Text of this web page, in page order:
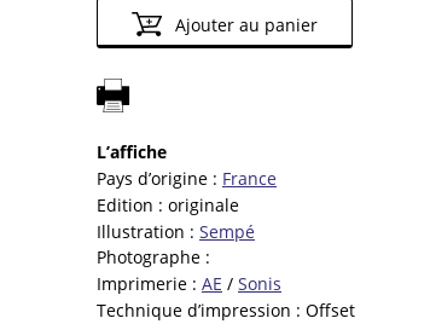
Ajouter au panier
L’affiche
Pays d’origine : France
Edition : originale
Illustration : Sempé
Photographe :
Imprimerie : AE / Sonis
Technique d’impression : Offset